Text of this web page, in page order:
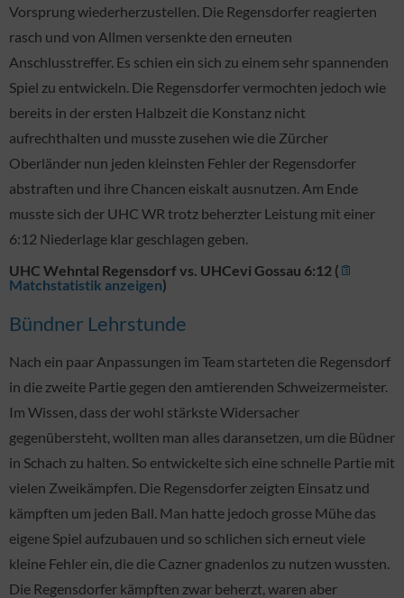
Vorsprung wiederherzustellen. Die Regensdorfer reagierten
rasch und von Allmen versenkte den erneuten
Anschlusstreffer. Es schien ein sich zu einem sehr spannenden
Spiel zu entwickeln. Die Regensdorfer vermochten jedoch wie
bereits in der ersten Halbzeit die Konstanz nicht
aufrechthalten und musste zusehen wie die Zürcher
Oberländer nun jeden kleinsten Fehler der Regensdorfer
abstraften und ihre Chancen eiskalt ausnutzen. Am Ende
musste sich der UHC WR trotz beherzter Leistung mit einer
6:12 Niederlage klar geschlagen geben.
UHC Wehntal Regensdorf vs. UHCevi Gossau 6:12 (
Matchstatistik anzeigen)
Bündner Lehrstunde
Nach ein paar Anpassungen im Team starteten die Regensdorf
in die zweite Partie gegen den amtierenden Schweizermeister.
Im Wissen, dass der wohl stärkste Widersacher
gegenübersteht, wollten man alles daransetzen, um die Büdner
in Schach zu halten. So entwickelte sich eine schnelle Partie mit
vielen Zweikämpfen. Die Regensdorfer zeigten Einsatz und
kämpften um jeden Ball. Man hatte jedoch grosse Mühe das
eigene Spiel aufzubauen und so schlichen sich erneut viele
kleine Fehler ein, die die Cazner gnadenlos zu nutzen wussten.
Die Regensdorfer kämpften zwar beherzt, waren aber